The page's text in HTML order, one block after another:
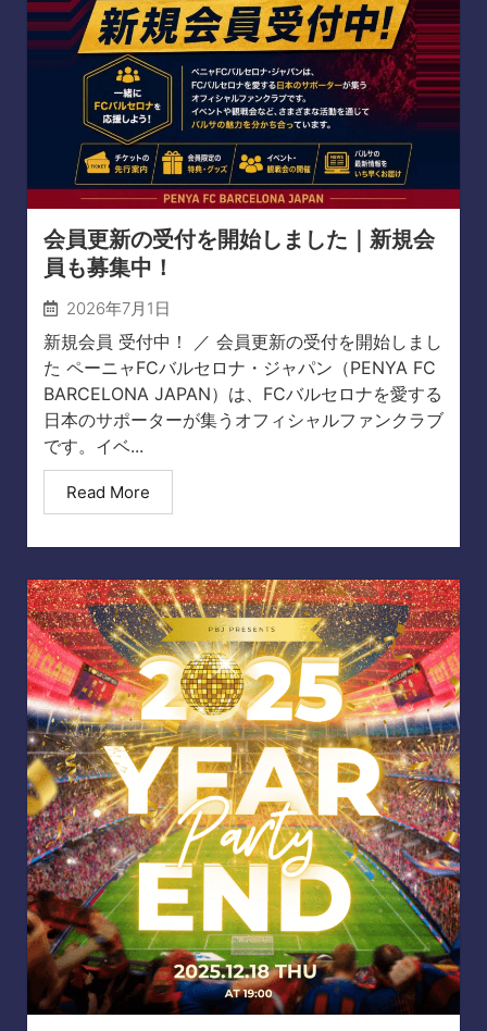
会員更新の受付を開始しました｜新規会
員も募集中！
2026年7月1日
新規会員 受付中！ ／ 会員更新の受付を開始しまし
た ペーニャFCバルセロナ・ジャパン（PENYA FC
BARCELONA JAPAN）は、FCバルセロナを愛する
日本のサポーターが集うオフィシャルファンクラブ
です。イベ...
Read More